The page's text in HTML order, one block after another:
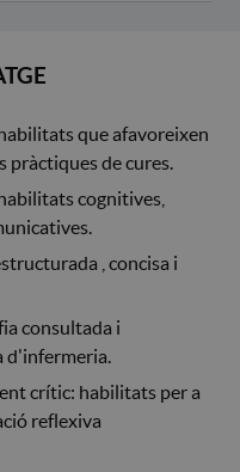
que afavoreixen
pràctiques de cures.
cognitives,
, concisa i
consultada i
d'infermeria.
crític: habilitats per a
reflexiva